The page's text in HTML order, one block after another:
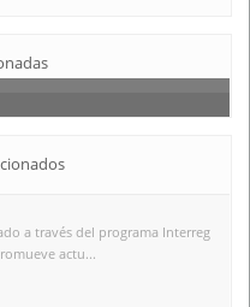
a través del programa Interreg
actu...